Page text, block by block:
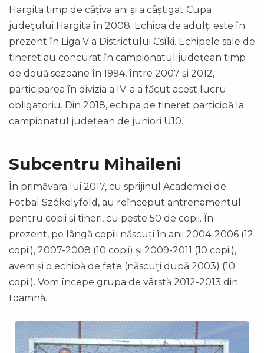
Hargita timp de câțiva ani și a câștigat Cupa
județului Hargita în 2008. Echipa de adulți este în
prezent în Liga V a Districtului Csíki. Echipele sale de
tineret au concurat în campionatul județean timp
de două sezoane în 1994, între 2007 și 2012,
participarea în divizia a IV-a a făcut acest lucru
obligatoriu. Din 2018, echipa de tineret participă la
campionatul județean de juniori U10.
Subcentru Mihaileni
În primăvara lui 2017, cu sprijinul Academiei de
Fotbal Székelyföld, au reînceput antrenamentul
pentru copii și tineri, cu peste 50 de copii. În
prezent, pe lângă copiii născuți în anii 2004-2006 (12
copii), 2007-2008 (10 copii) și 2009-2011 (10 copii),
avem și o echipă de fete (născuți după 2003) (10
copii). Vom începe grupa de vârstă 2012-2013 din
toamnă.